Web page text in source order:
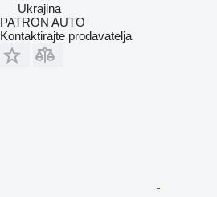
Ukrajina
PATRON AUTO
Kontaktirajte prodavatelja